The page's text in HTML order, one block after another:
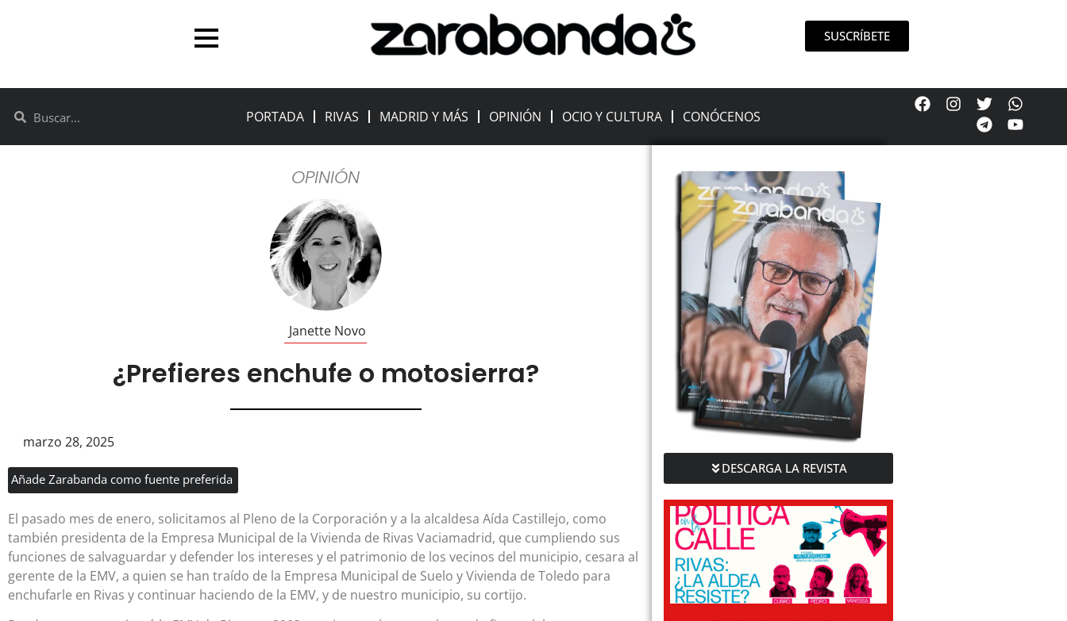
SUSCRÍBETE
PORTADA RIVAS MADRID Y MÁS OPINIÓN OCIO Y CULTURA CONÓCENOS
OPINIÓN
Janette Novo
¿Prefieres enchufe o motosierra?
marzo 28, 2025
Añade Zarabanda como fuente preferida
El pasado mes de enero, solicitamos al Pleno de la Corporación y a la alcaldesa Aída Castillejo, como
también presidenta de la Empresa Municipal de la Vivienda de Rivas Vaciamadrid, que cumpliendo sus
funciones de salvaguardar y defender los intereses y el patrimonio de los vecinos del municipio, cesara al
gerente de la EMV, a quien se han traído de la Empresa Municipal de Suelo y Vivienda de Toledo para
enchufarle en Rivas y continuar haciendo de la EMV, y de nuestro municipio, su cortijo.
DESCARGA LA REVISTA